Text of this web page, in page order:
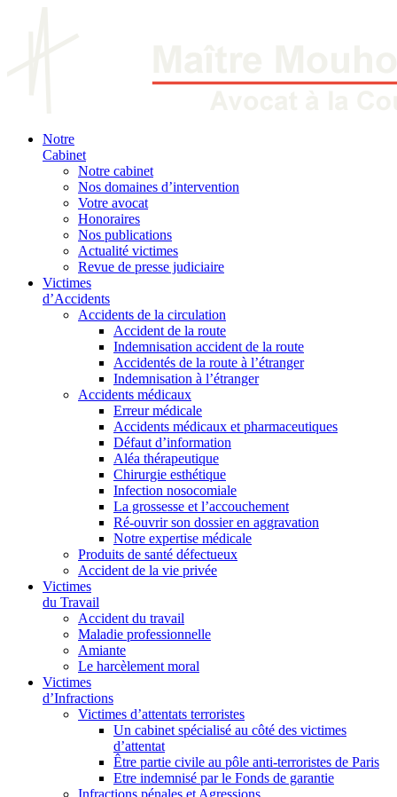
Notre
Cabinet
Notre cabinet
Nos domaines d’intervention
Votre avocat
Honoraires
Nos publications
Actualité victimes
Revue de presse judiciaire
Victimes
d’Accidents
Accidents de la circulation
Accident de la route
Indemnisation accident de la route
Accidentés de la route à l’étranger
Indemnisation à l’étranger
Accidents médicaux
Erreur médicale
Accidents médicaux et pharmaceutiques
Défaut d’information
Aléa thérapeutique
Chirurgie esthétique
Infection nosocomiale
La grossesse et l’accouchement
Ré-ouvrir son dossier en aggravation
Notre expertise médicale
Produits de santé défectueux
Accident de la vie privée
Victimes
du Travail
Accident du travail
Maladie professionnelle
Amiante
Le harcèlement moral
Victimes
d’Infractions
Victimes d’attentats terroristes
Un cabinet spécialisé au côté des victimes
d’attentat
Être partie civile au pôle anti-terroristes de Paris
Etre indemnisé par le Fonds de garantie
Infractions pénales et Agressions